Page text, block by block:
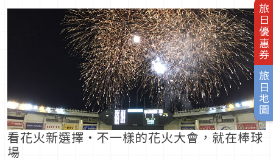
旅日優惠券
旅日地圖
看花火新選擇‧不一樣的花火大會，就在棒球
場